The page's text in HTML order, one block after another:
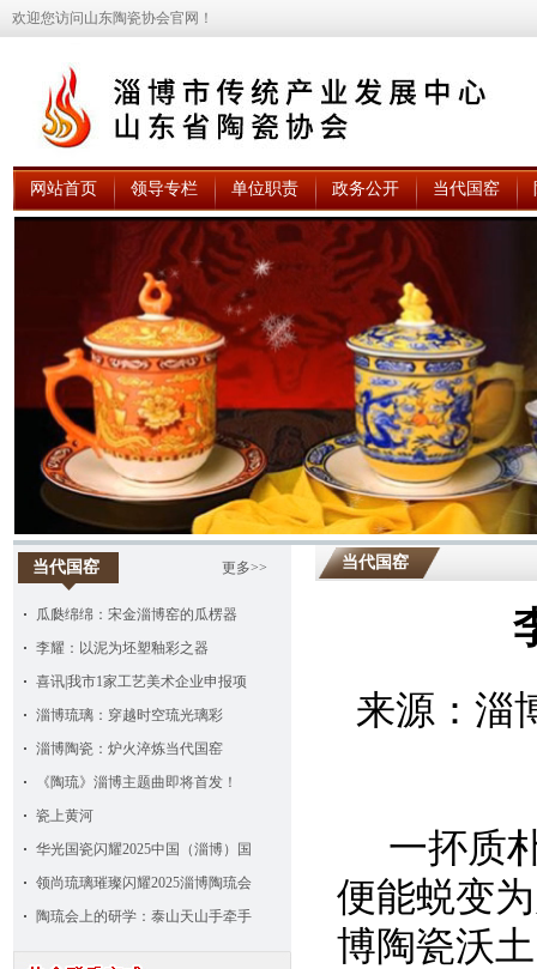
欢迎您访问山东陶瓷协会官网！
网站首页 领导专栏 单位职责 政务公开 当代国窑
更多>>
当代国窑
瓜瓞绵绵：宋金淄博窑的瓜楞器
李耀：以泥为坯塑釉彩之器
喜讯|我市1家工艺美术企业申报项
淄博琉璃：穿越时空琉光璃彩
淄博陶瓷：炉火淬炼当代国窑
《陶琉》淄博主题曲即将首发！
瓷上黄河
华光国瓷闪耀2025中国（淄博）国
领尚琉璃璀璨闪耀2025淄博陶琉会
陶琉会上的研学：泰山天山手牵手
当代国窑
来源：淄
一抔质
便能蜕变
博陶瓷沃